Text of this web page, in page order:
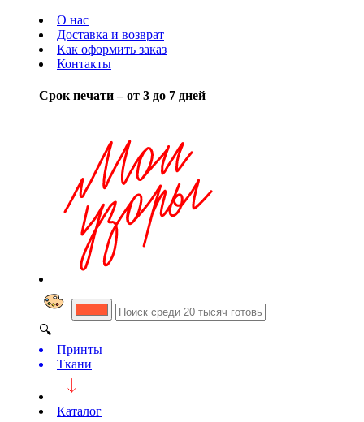
О нас
Доставка и возврат
Как оформить заказ
Контакты
Срок печати – от 3 до 7 дней
🔍
Принты
Ткани
Каталог